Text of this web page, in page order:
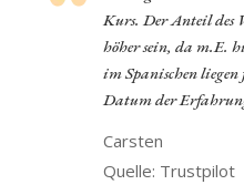
Kurs. Der Anteil des
höher sein, da m.E.
im Spanischen
Datum der
Carsten
Quelle: Trustpilot